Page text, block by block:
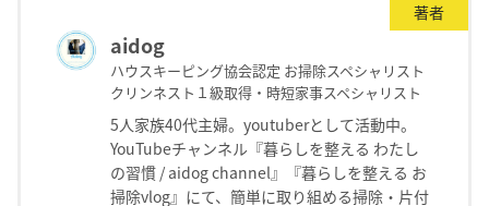
著者
aidog
ハウスキーピング協会認定 お掃除スペシャリスト
クリンネスト１級取得・時短家事スペシャリスト
5人家族40代主婦。youtuberとして活動中。
YouTubeチャンネル『暮らしを整える わたし
の習慣 / aidog channel』『暮らしを整える お
掃除vlog』にて、簡単に取り組める掃除・片付